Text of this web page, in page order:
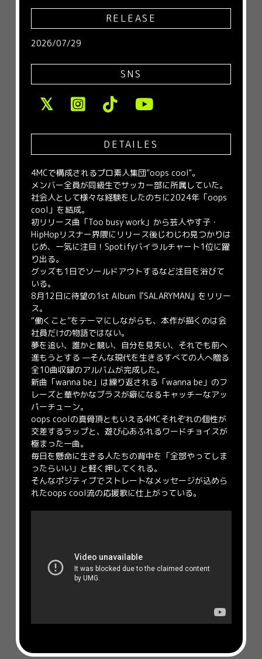
RELEASE
2026/07/29
SNS
DETAILES
4MCで構成されるプロ素人集団”oops cool"。
メンバー全員が同級生でサッカー部に所属していた。
社会人として様々な経験をしたのちに2024年「oops
cool」を結成。
初リリース曲「Too busy work」から芸人やす子・
HipHopリスナー界隈にリリース後じわじわ見つかりは
じめ、一気に注目！Spotifyバイラルチャート1位に躍
り出る。
グッズも1日でソールドアウトするなど注目を浴びて
いる。
8月12日に待望の1st Album『SALARYMAN』をリリー
ス。
“働くこと”をテーマにしながらも、本作が描くのは会
社員だけの物語ではない。
夢を追い、誰かと競い、自分を見失い、それでも前へ
進もうとする —そんな現代を生きるすべての人へ贈る
全10曲収録のアルバムが完成した。
新曲「wanna be」は繰り返される「wanna be」のフ
レーズと華やかなブラスが癖になるキャッチーなアッ
パーチューン。
oops coolの真骨頂ともいえる4MCそれぞれの個性が
交差するラップと、遊び心あふれるワードチョイスが
極まった一曲。
毎日を懸命に生きる人たちの背中を「全部やってしま
ったらいい」と軽く押してくれる。
そんなポジティブでストレートなメッセージが込めら
れたoops cool流の応援歌に仕上がっている。